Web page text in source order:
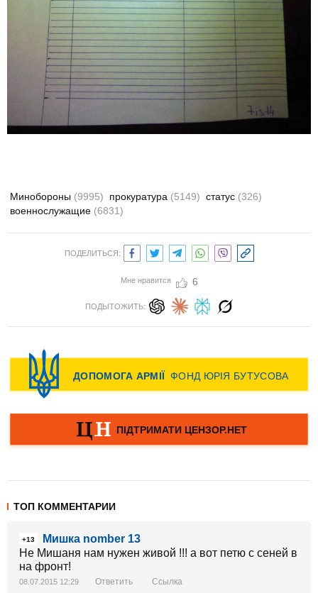
Минобороны (9995) прокуратура (5149) статус (326)
военнослужащие (6831)
ПОДЕЛИТЬСЯ:
Мне нравится 6
ПОДЫТОЖИТЬ:
ТОП КОММЕНТАРИИ
+13
Мишка nomber 13
Не Мишаня нам нужен живой !!! а вот петю с сеней в
на фронт!
08.07.2015 12:29 Ответить Ссылка